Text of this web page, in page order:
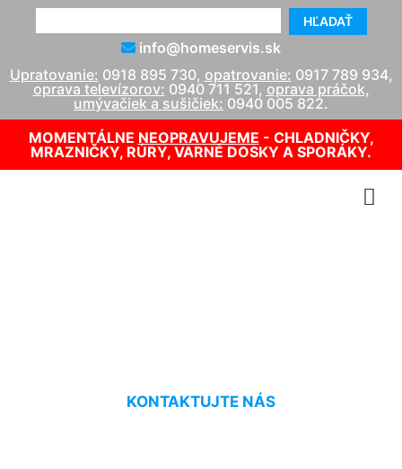
HĽADAŤ
info@homeservis.sk
Upratovanie: 0918 895 730, opatrovanie: 0917 789 934,
oprava televízorov: 0940 711 521, oprava práčok,
umývačiek a sušičiek: 0940 005 822.
MOMENTÁLNE NEOPRAVUJEME - CHLADNIČKY,
MRAZNIČKY, RÚRY, VARNÉ DOSKY A SPORÁKY.
KONTAKTUJTE NÁS